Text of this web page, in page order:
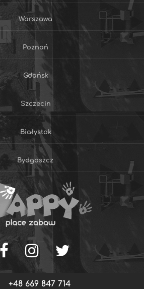
Warszawa
Poznań
Gdańsk
Szczecin
Białystok
Bydgoszcz
+48 669 847 714